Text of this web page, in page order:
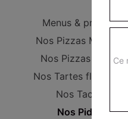
Menus & promos
Nos Pizzas Médium
Nos Pizzas Large
Nos Tartes flambées
Nos Tacos
Nos Pides
Ce